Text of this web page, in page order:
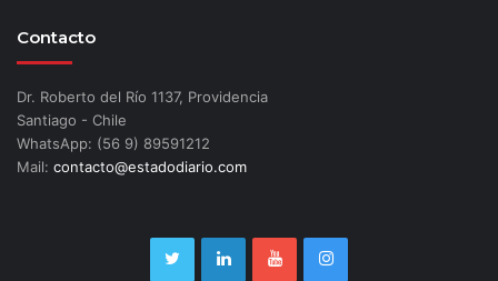
Contacto
Dr. Roberto del Río 1137, Providencia
Santiago - Chile
WhatsApp: (56 9) 89591212
Mail: contacto@estadodiario.com